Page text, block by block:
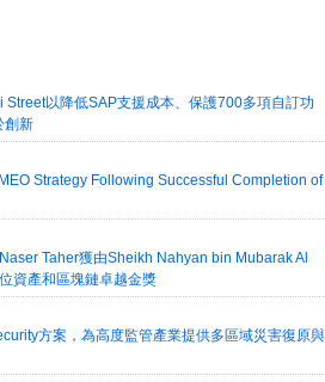
以降低SAP支援成本、保護700多項自訂功
創新
Strategy Following Successful Completion of
Taher獲由Sheikh Nahyan bin Mubarak Al
資產和區塊鏈卓越金獎
方案，為高度監管產業提供多區域災害復原與